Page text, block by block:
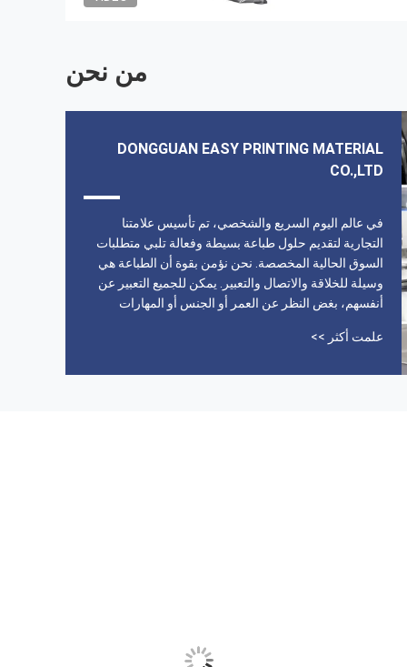
من نحن
DONGGUAN EASY PRINTING MATERIAL
CO.,LTD
في عالم اليوم السريع والشخصي، تم تأسيس علامتنا
التجارية لتقديم حلول طباعة بسيطة وفعالة تلبي متطلبات
السوق الحالية المخصصة. نحن نؤمن بقوة أن الطباعة هي
وسيلة للخلاقة والاتصال والتعبير. يمكن للجميع التعبير عن
أنفسهم، بغض النظر عن العمر أو الجنس أو المهارات
ملتزمون بتقديم حلول طباعة استثنائية وسهلة التكرار سواء
علمت أكثر >>
معهمأيضاً تسليم سريع جداًأوصي
------ إبراهيم
خدمة من الدرجة الأولى، هذا
نتمنى لك أعمال مزدهرة.